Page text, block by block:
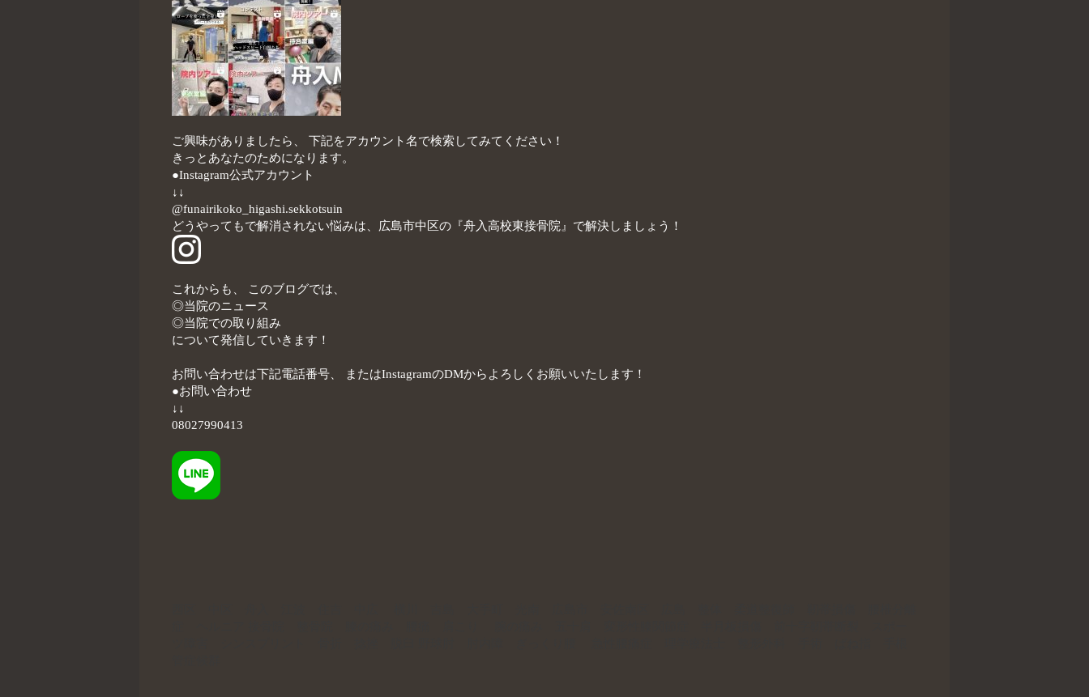
ご興味がありましたら、 下記をアカウント名で検索してみてください！
きっとあなたのためになります。
●Instagram公式アカウント
↓↓
@funairikoko_higashi.sekkotsuin
どうやってもで解消されない悩みは、広島市中区の『舟入高校東接骨院』で解決しましょう！
これからも、 このブログでは、
◎当院のニュース
◎当院での取り組み
について発信していきます！
お問い合わせは下記電話番号、 またはInstagramのDMからよろしくお願いいたします！
●お問い合わせ
↓↓
08027990413